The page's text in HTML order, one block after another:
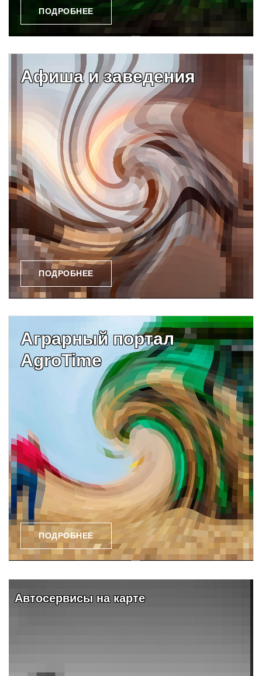
ПОДРОБНЕЕ
Афиша и заведения
ПОДРОБНЕЕ
Аграрный портал
AgroTime
ПОДРОБНЕЕ
Видео и обзоры